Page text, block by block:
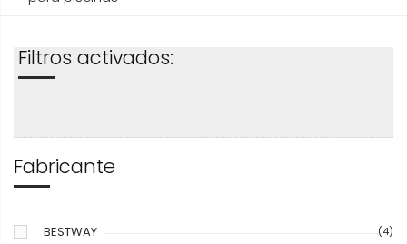
Filtros activados:
Fabricante
BESTWAY (4)